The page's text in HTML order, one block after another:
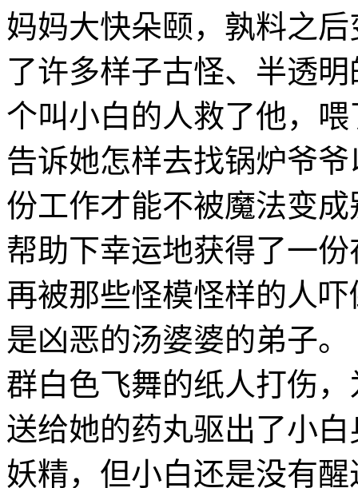
妈妈大快朵颐，孰料之
了许多样子古怪、半透
个叫小白的人救了他，
告诉她怎样去找锅炉爷
份工作才能不被魔法变
帮助下幸运地获得了一
再被那些怪模怪样的人
是凶恶的汤婆婆的弟子
群白色飞舞的纸人打伤
送给她的药丸驱出了小
妖精，但小白还是没有